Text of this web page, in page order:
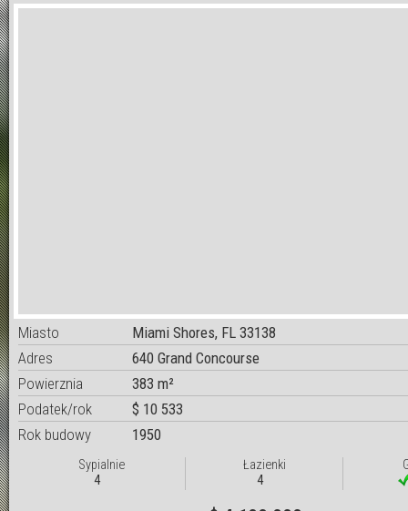
Miasto
Miami Shores, FL 33138
Adres
640 Grand Concourse
Powierznia
383 m²
Podatek/rok
$ 10 533
Rok budowy
1950
Sypialnie
4
Łazienki
4